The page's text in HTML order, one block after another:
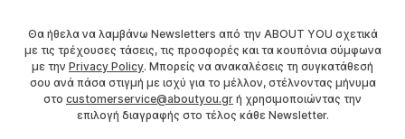
Θα ήθελα να λαμβάνω Newsletters από την ABOUT YOU σχετικά
με τις τρέχουσες τάσεις, τις προσφορές και τα κουπόνια σύμφωνα
με την Privacy Policy. Μπορείς να ανακαλέσεις τη συγκατάθεσή
σου ανά πάσα στιγμή με ισχύ για το μέλλον, στέλνοντας μήνυμα
στο customerservice@aboutyou.gr ή χρησιμοποιώντας την
επιλογή διαγραφής στο τέλος κάθε Newsletter.